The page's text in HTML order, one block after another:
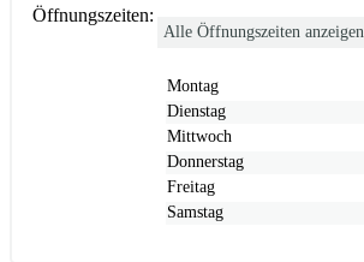
Öffnungszeiten:
Alle Öffnungszeiten anzeigen
Montag
Dienstag
Mittwoch
Donnerstag
Freitag
Samstag